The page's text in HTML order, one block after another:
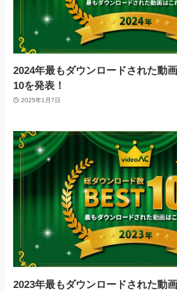
2024年最もダウンロードされた動
10を発表！
2025年1月7日
2023年最もダウンロードされた動